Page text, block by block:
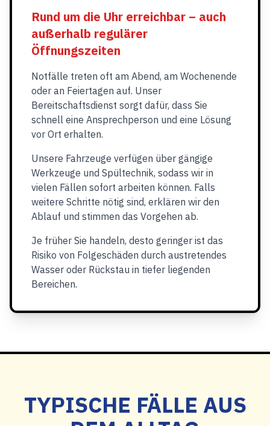
Rund um die Uhr erreichbar – auch
außerhalb regulärer
Öffnungszeiten
Notfälle treten oft am Abend, am Wochenende
oder an Feiertagen auf. Unser
Bereitschaftsdienst sorgt dafür, dass Sie
schnell eine Ansprechperson und eine Lösung
vor Ort erhalten.
Unsere Fahrzeuge verfügen über gängige
Werkzeuge und Spültechnik, sodass wir in
vielen Fällen sofort arbeiten können. Falls
weitere Schritte nötig sind, erklären wir den
Ablauf und stimmen das Vorgehen ab.
Je früher Sie handeln, desto geringer ist das
Risiko von Folgeschäden durch austretendes
Wasser oder Rückstau in tiefer liegenden
Bereichen.
TYPISCHE FÄLLE AUS